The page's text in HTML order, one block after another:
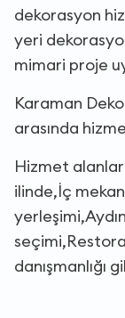
dekorasyon
yeri
mimari proje
Karaman
arasında
Hizmet
ilinde,İç
danışmanlığı